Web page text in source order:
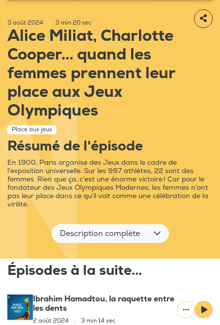
3 août 2024 3 min 20 sec
Alice Miliat, Charlotte
Cooper... quand les
femmes prennent leur
place aux Jeux
Olympiques
Place aux jeux
Résumé de l'épisode
En 1900, Paris organise des Jeux dans le cadre de
l’exposition universelle. Sur les 997 athlètes, 22 sont des
femmes. Rien que ça, c’est une énorme victoire ! Car pour le
fondateur des Jeux Olympiques Modernes, les femmes n’ont
pas leur place dans ce qu’il voit comme une célébration de la
virilité.
Description complète
Épisodes à la suite...
Ibrahim Hamadtou, la raquette entre
les dents
2 août 2024 3 min 14 sec